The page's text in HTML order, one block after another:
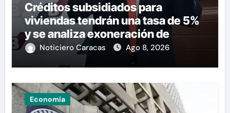
Créditos subsidiados para
viviendas tendrán una tasa de 5%
y se analiza exoneración de
aranceles
Noticiero Caracas Ago 8, 2026
Economía